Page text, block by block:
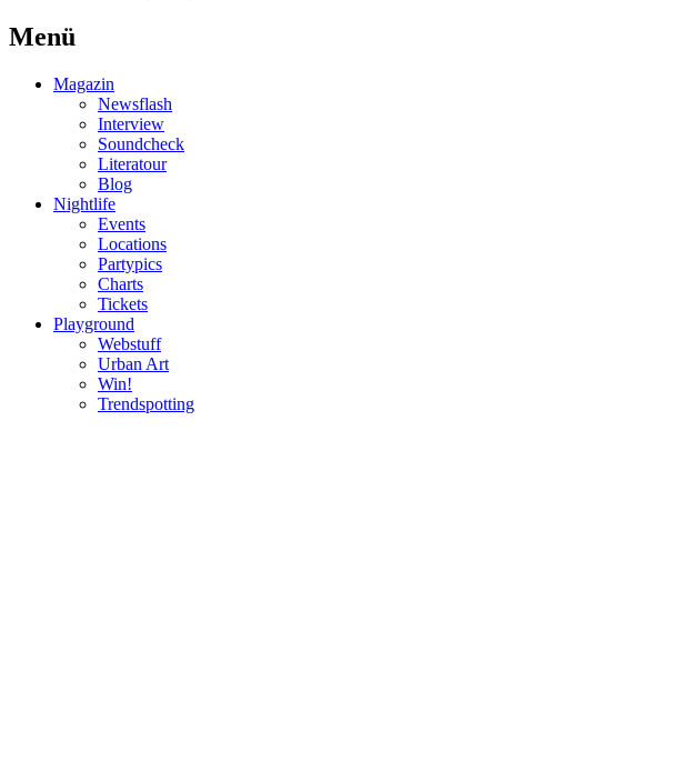
Menü
Magazin
Newsflash
Interview
Soundcheck
Literatour
Blog
Nightlife
Events
Locations
Partypics
Charts
Tickets
Playground
Webstuff
Urban Art
Win!
Trendspotting